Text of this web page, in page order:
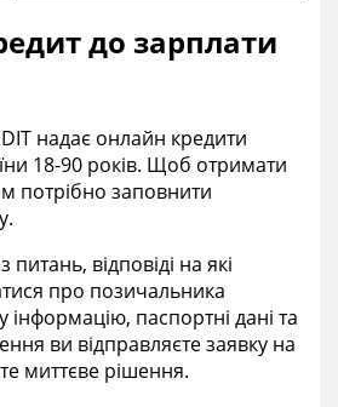
до зарплати
надає онлайн кредити
18-90 років. Щоб отримати
потрібно заповнити
питань, відповіді на які
про позичальника
інформацію, паспортні дані та
ви відправляєте заявку на
миттєве рішення.